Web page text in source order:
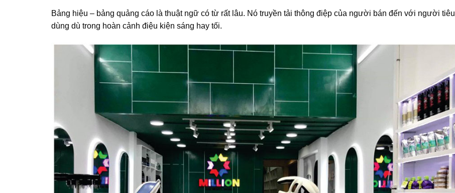
Bảng hiệu – bảng quảng cáo là thuật ngữ có từ rất lâu. Nó truyền tải thông điệp của người bán đến với người tiêu
dùng dù trong hoàn cảnh điệu kiện sáng hay tối.